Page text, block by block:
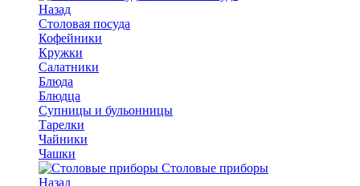
Назад
Столовая посуда
Кофейники
Кружки
Салатники
Блюда
Блюдца
Супницы и бульонницы
Тарелки
Чайники
Чашки
Cтоловые приборы
Назад